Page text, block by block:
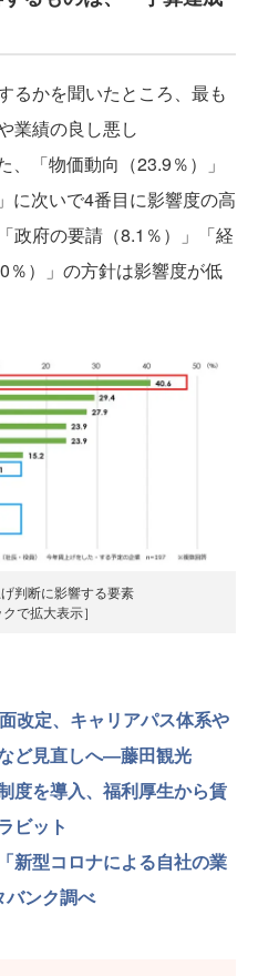
るかを聞いたところ、最も
業績の良し悪し
、「物価動向（23.9％）」
に次いで4番目に影響度の高
政府の要請（8.1％）」「経
％）」の方針は影響度が低
判断に影響する要素
で拡大表示］
改定、キャリアパス体系や
ど見直しへ―藤田観光
度を導入、福利厚生から賃
ビット
新型コロナによる自社の業
ンク調べ